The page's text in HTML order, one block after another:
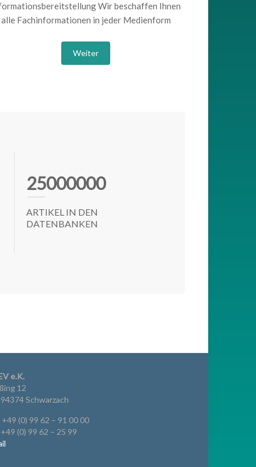
Wir beschaffen Ihnen
alle Fachinformationen in jeder Medienform
Weiter
25000000
ARTIKEL IN DEN
DATENBANKEN
e.K.
12
Schwarzach
+49 (0) 99 62 – 91 00 00
(0) 99 62 – 25 99